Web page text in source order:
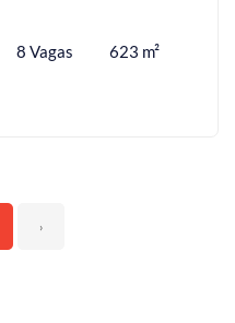
8 Vagas 623 m²
›